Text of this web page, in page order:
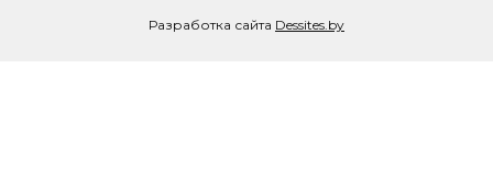
Разработка сайта Dessites.by